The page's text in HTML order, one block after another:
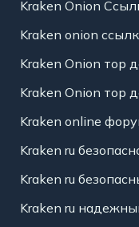
Kraken Onion
Kraken onion
Kraken Onion тор
Kraken Onion тор
Kraken online
Kraken ru
Kraken ru
Kraken ru